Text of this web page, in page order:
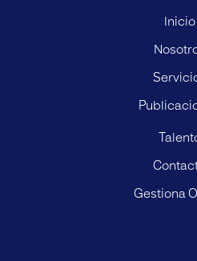
Inicio
Gestiona